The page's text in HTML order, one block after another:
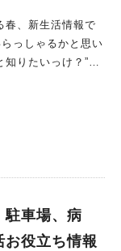
っしゃるかと思い
知りたいっけ？”と
よって全然違
かは把握してお
ね。 新しく
駐車場、病
役立ち情報